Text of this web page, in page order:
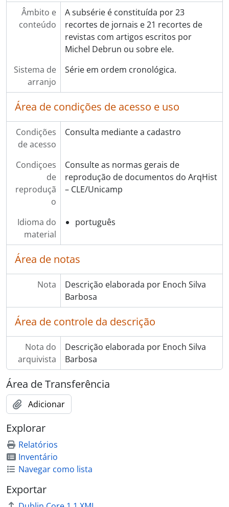
Âmbito e
conteúdo
A subsérie é constituída por 23
recortes de jornais e 21 recortes de
revistas com artigos escritos por
Michel Debrun ou sobre ele.
Sistema de
arranjo
Série em ordem cronológica.
Área de condições de acesso e uso
Condições
de acesso
Consulta mediante a cadastro
Condiçoes
de
reproduçã
o
Consulte as normas gerais de
reprodução de documentos do ArqHist
– CLE/Unicamp
Idioma do
material
português
Área de notas
Nota
Descrição elaborada por Enoch Silva
Barbosa
Área de controle da descrição
Nota do
arquivista
Descrição elaborada por Enoch Silva
Barbosa
Área de Transferência
Adicionar
Explorar
Relatórios
Inventário
Navegar como lista
Exportar